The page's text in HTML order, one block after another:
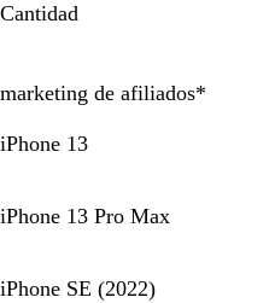
Cantidad
marketing de afiliados*
iPhone 13
iPhone 13 Pro Max
iPhone SE (2022)